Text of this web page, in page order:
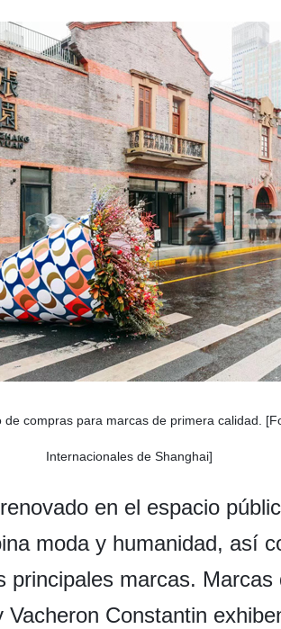
compras para marcas de primera calidad.
Internacionales de Shanghai]
en el espacio
moda y humanidad, así
principales marcas. Marcas
Vacheron Constantin